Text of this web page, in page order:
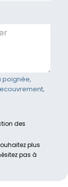
poignée,
des
plus
pas à